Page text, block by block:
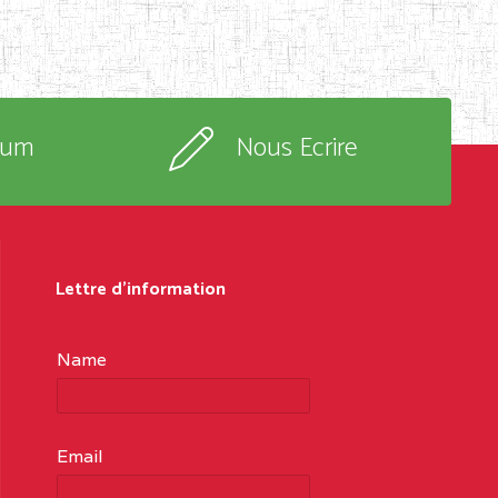
Nous Ecrire
Lettre d'information
Name
Email